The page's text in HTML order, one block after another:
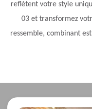
reflètent votre style
03 et transformez
ressemble, combinant